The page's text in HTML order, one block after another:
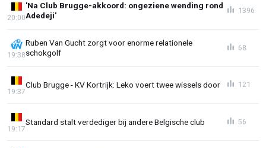
'Na Club Brugge-akkoord: ongeziene wending rond
Adedeji'
20:00
1396
Ruben Van Gucht zorgt voor enorme relationele
schokgolf
19:38
68
Club Brugge - KV Kortrijk: Leko voert twee wissels door
19:37
121
Standard stalt verdediger bij andere Belgische club
19:17
56